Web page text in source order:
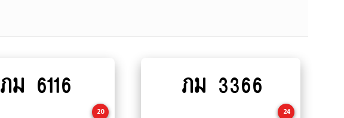
to
ภม 6116
20
to
ภม 3366
24